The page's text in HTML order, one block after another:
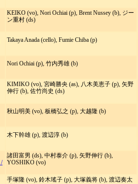
KEIKO (vo), Nori Ochiai (p), Brent Nussey (b), ジー
ン重村 (ds)
Takaya Anada (cello), Fumie Chiba (p)
Nori Ochiai (p), 竹内秀雄 (b)
KIMIKO (vo), 宮崎勝央 (as), 八木美恵子 (p), 矢野
伸行 (b), 佐竹尚史 (ds)
秋山明美 (vo), 板橋弘之 (p), 大越隆 (b)
木下幹雄 (p), 渡辺淳 (b)
/
諸田富男 (ds), 中村泰介 (p), 矢野伸行 (b),
YOSHIKO (vo)
手塚隆 (vo), 鈴木瑤子 (p), 大塚義将 (b), 渡辺奏太